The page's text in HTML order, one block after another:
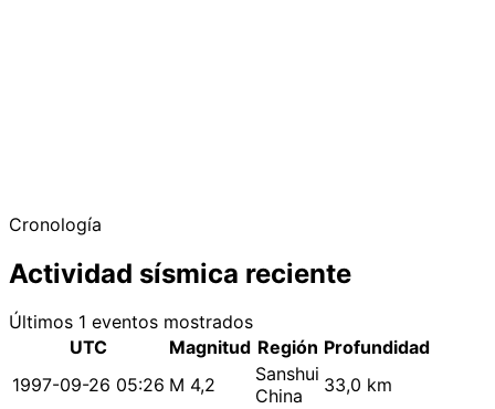
Cronología
Actividad sísmica reciente
Últimos 1 eventos mostrados
UTC
Magnitud Región Profundidad
1997-09-26 05:26 M 4,2
Sanshui
China
33,0 km